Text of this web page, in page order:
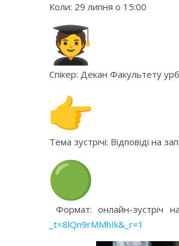
Коли: 29 липня о 15:00
Спікер: Декан Факультету
Тема зустрічі: Відповіді на
Формат: онлайн-зустріч
_t=8lQn9rMMhIk&_r=1